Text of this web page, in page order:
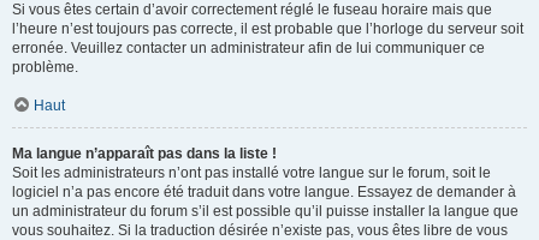
Si vous êtes certain d’avoir correctement réglé le fuseau horaire mais que
l’heure n’est toujours pas correcte, il est probable que l’horloge du serveur soit
erronée. Veuillez contacter un administrateur afin de lui communiquer ce
problème.
Haut
Ma langue n’apparaît pas dans la liste !
Soit les administrateurs n’ont pas installé votre langue sur le forum, soit le
logiciel n’a pas encore été traduit dans votre langue. Essayez de demander à
un administrateur du forum s’il est possible qu’il puisse installer la langue que
vous souhaitez. Si la traduction désirée n’existe pas, vous êtes libre de vous